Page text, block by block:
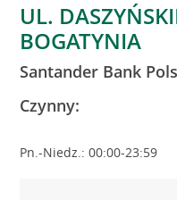
UL.
BOGATYNIA
Santander Bank
Czynny:
Pn.-Niedz.: 00:00-23:59